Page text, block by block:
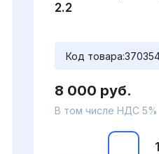
2.2
Код товара:
8 000 руб.
В том числе НДС 5%